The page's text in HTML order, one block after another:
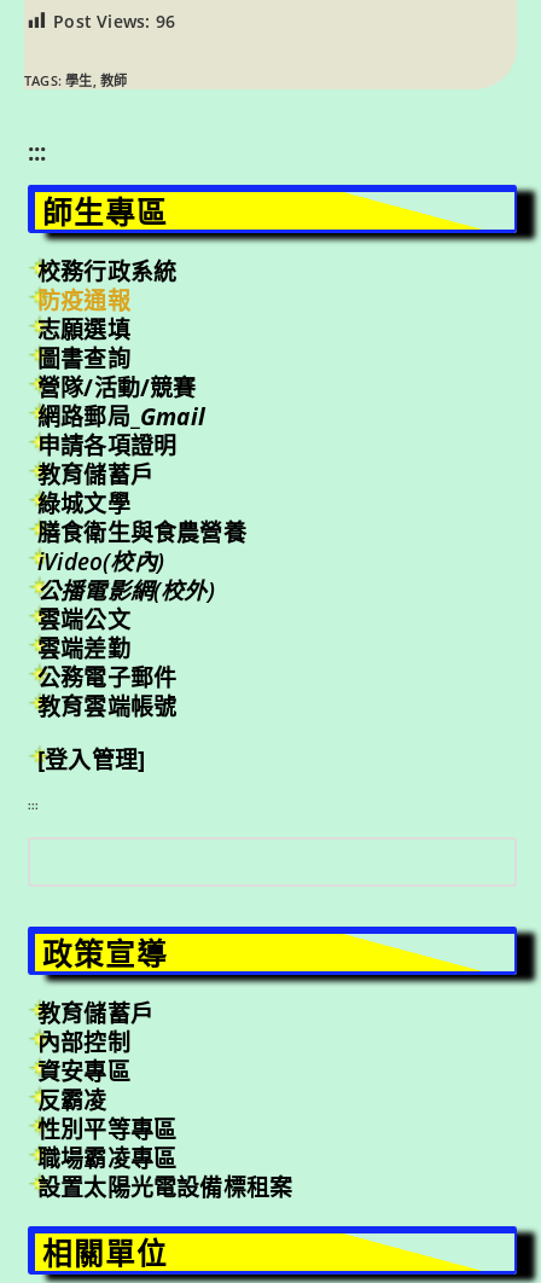
Post Views: 96
TAGS:學生, 教師
:::
師生專區
校務行政系統
防疫通報
志願選填
圖書查詢
營隊/活動/競賽
網路郵局_ Gmail
申請各項證明
教育儲蓄戶
綠城文學
膳食衛生與食農營養
iVideo(校內)
公播電影網(校外)
雲端公文
雲端差勤
公務電子郵件
教育雲端帳號
[登入管理]
:::
尋
政策宣導
教育儲蓄戶
內部控制
資安專區
反霸凌
性別平等專區
職場霸凌專區
設置太陽光電設備標租案
相關單位